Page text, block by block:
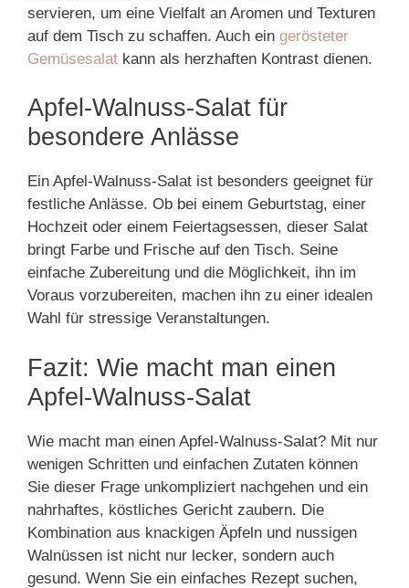
servieren, um eine Vielfalt an Aromen und Texturen
auf dem Tisch zu schaffen. Auch ein gerösteter
Gemüsesalat kann als herzhaften Kontrast dienen.
Apfel-Walnuss-Salat für
besondere Anlässe
Ein Apfel-Walnuss-Salat ist besonders geeignet für
festliche Anlässe. Ob bei einem Geburtstag, einer
Hochzeit oder einem Feiertagsessen, dieser Salat
bringt Farbe und Frische auf den Tisch. Seine
einfache Zubereitung und die Möglichkeit, ihn im
Voraus vorzubereiten, machen ihn zu einer idealen
Wahl für stressige Veranstaltungen.
Fazit: Wie macht man einen
Apfel-Walnuss-Salat
Wie macht man einen Apfel-Walnuss-Salat? Mit nur
wenigen Schritten und einfachen Zutaten können
Sie dieser Frage unkompliziert nachgehen und ein
nahrhaftes, köstliches Gericht zaubern. Die
Kombination aus knackigen Äpfeln und nussigen
Walnüssen ist nicht nur lecker, sondern auch
gesund. Wenn Sie ein einfaches Rezept suchen,